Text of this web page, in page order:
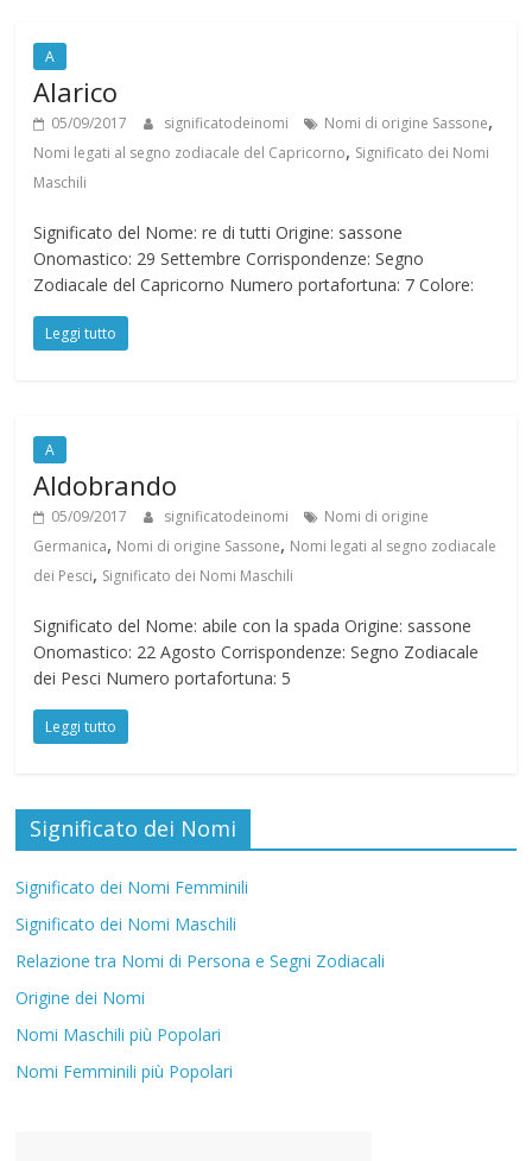
A
Alarico
05/09/2017 significatodeinomi Nomi di origine Sassone,
Nomi legati al segno zodiacale del Capricorno, Significato dei Nomi
Maschili
Significato del Nome: re di tutti Origine: sassone
Onomastico: 29 Settembre Corrispondenze: Segno
Zodiacale del Capricorno Numero portafortuna: 7 Colore:
Leggi tutto
A
Aldobrando
05/09/2017 significatodeinomi
Nomi di origine
Germanica, Nomi di origine Sassone, Nomi legati al segno zodiacale
dei Pesci, Significato dei Nomi Maschili
Significato del Nome: abile con la spada Origine: sassone
Onomastico: 22 Agosto Corrispondenze: Segno Zodiacale
dei Pesci Numero portafortuna: 5
Leggi tutto
Significato dei Nomi
Significato dei Nomi Femminili
Significato dei Nomi Maschili
Relazione tra Nomi di Persona e Segni Zodiacali
Origine dei Nomi
Nomi Maschili più Popolari
Nomi Femminili più Popolari